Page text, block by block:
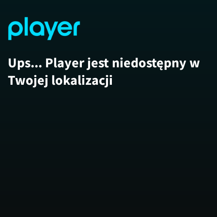
Ups... Player jest niedostępny w
Twojej lokalizacji